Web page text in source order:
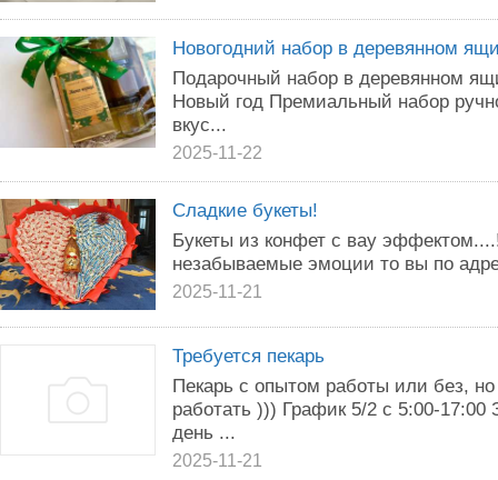
Новогодний набор в деревянном
Подарочный набор в деревянном
Новый год Премиальный набор
вкус...
2025-11-22
Сладкие букеты!
Букеты из конфет с вау
незабываемые эмоции то вы по
2025-11-21
Требуется пекарь
Пекарь с опытом работы или без,
работать ))) График 5/2 с 5:00-17:00
день ...
2025-11-21